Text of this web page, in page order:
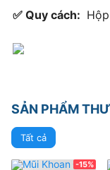
✅ Quy cách:
SẢN PHẨM
Tất cả
-15%